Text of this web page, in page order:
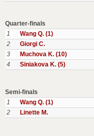
Quarter-finals
1
Wang Q. (1)
2
Giorgi C.
3
Muchova K. (10)
4
Siniakova K. (5)
Semi-finals
1
Wang Q. (1)
2
Linette M.